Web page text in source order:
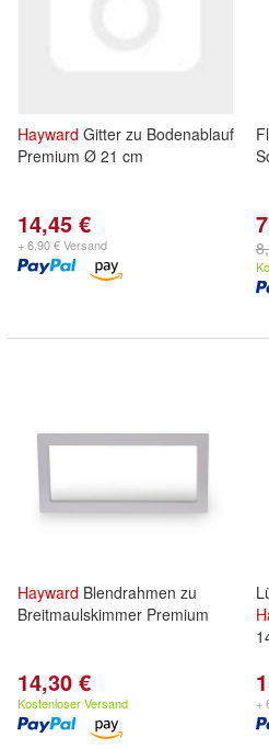
Hayward Gitter zu Bodenablauf
Premium Ø 21 cm
14,45 €
+ 6,90 € Versand
Hayward Blendrahmen zu
Breitmaulskimmer Premium
14,30 €
Kostenloser Versand +